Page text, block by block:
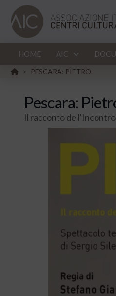
HOME AIC
HOME
> PESCARA: PIETRO
Pescara:
Il racconto dell'Incontro